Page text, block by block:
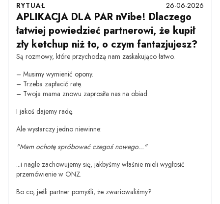
RYTUAŁ 26-06-2026
APLIKACJA DLA PAR nVibe! Dlaczego
łatwiej powiedzieć partnerowi, że kupił
zły ketchup niż to, o czym fantazjujesz?
Są rozmowy, które przychodzą nam zaskakująco łatwo.
– Musimy wymienić opony.
– Trzeba zapłacić ratę.
– Twoja mama znowu zaprosiła nas na obiad.
I jakoś dajemy radę.
Ale wystarczy jedno niewinne:
"Mam ochotę spróbować czegoś nowego..."
...i nagle zachowujemy się, jakbyśmy właśnie mieli wygłosić
przemówienie w ONZ.
Bo co, jeśli partner pomyśli, że zwariowaliśmy?